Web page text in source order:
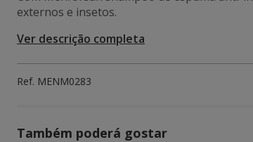
externos e insetos.
Ver descrição completa
Ref. MENM0283
Também poderá gostar